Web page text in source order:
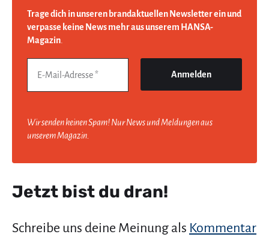
Trage dich in unseren brandaktuellen Newsletter ein und
verpasse keine News mehr aus unserem HANSA-
Magazin
Wir senden keinen Spam! Nur News und Meldungen aus
unserem Magazin.
Jetzt bist du dran!
Schreibe uns deine Meinung als Kommentar